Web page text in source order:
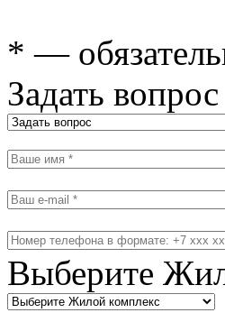
* —
Задать вопрос
Выберите